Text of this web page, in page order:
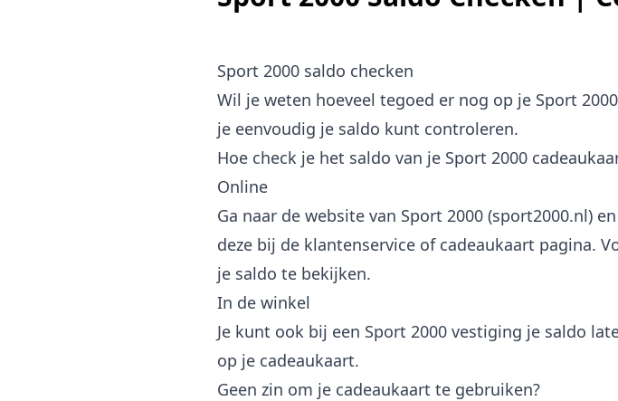
Sport 2000 saldo checken
Wil je weten hoeveel tegoed er nog op je Sport
je eenvoudig je saldo kunt controleren.
Hoe check je het saldo van je Sport 2000
Online
Ga naar de website van Sport 2000 (sport2000.nl)
deze bij de klantenservice of cadeaukaart pagina.
je saldo te bekijken.
In de winkel
Je kunt ook bij een Sport 2000 vestiging je saldo
op je cadeaukaart.
Geen zin om je cadeaukaart te gebruiken?